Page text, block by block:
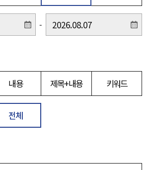
-
내용 제목+내용 키워드
전체